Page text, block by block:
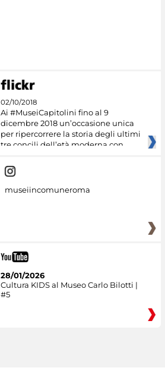
02/10/2018
Ai #MuseiCapitolini fino al 9
dicembre 2018 un’occasione unica
per ripercorrere la storia degli ultimi
tre concili dell’età moderna con
museiincomuneroma
28/01/2026
Cultura KIDS al Museo Carlo Bilotti |
#5